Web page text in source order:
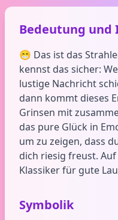
Bedeutung
😁 Das ist das
kennst das sicher:
lustige Nachricht
dann kommt dieses
Grinsen mit
das pure Glück in
um zu zeigen, dass
dich riesig freust.
Klassiker für gute
Symbolik